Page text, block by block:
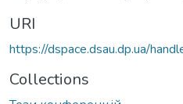
URI
https://dspace.dsau.dp.ua/
Collections